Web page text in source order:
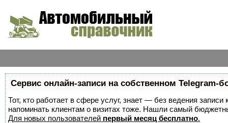
Сервис онлайн-записи на собственном Telegram-
Тот, кто работает в сфере услуг, знает — без ведения
напоминать клиентам о визитах тоже. Нашли самый
Для новых пользователей первый месяц бесплатно.